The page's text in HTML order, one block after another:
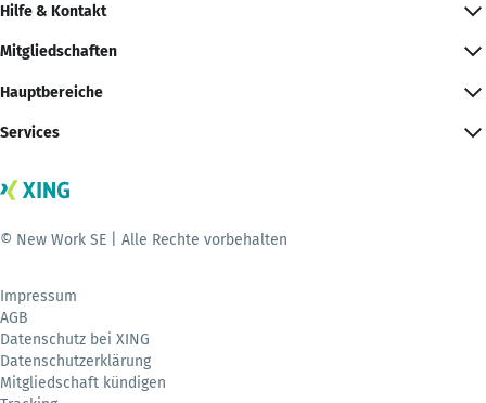
Hilfe & Kontakt
Mitgliedschaften
Hauptbereiche
Services
© New Work SE | Alle Rechte vorbehalten
Impressum
AGB
Datenschutz bei XING
Datenschutzerklärung
Mitgliedschaft kündigen